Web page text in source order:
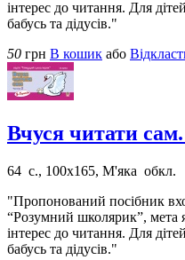
інтерес до читання. Для
бабусь та дідусів."
50 грн В кошик або
Вчуся читати
64 с., 100х165, М'яка обкл.
"Пропонований посібник
“Розумний школярик”,
інтерес до читання. Для
бабусь та дідусів."